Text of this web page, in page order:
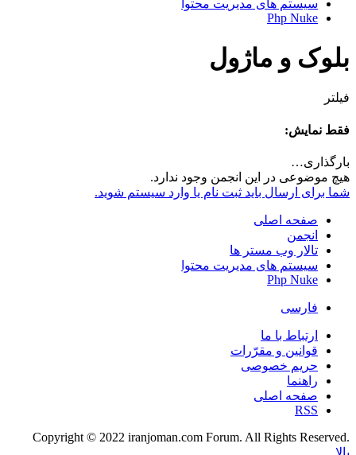
سیستم های مدیریت محتوا
Php Nuke
بلوک و ماژول
فیلتر
فقط نمایش:
بارگذاری…
هیچ موضوعی در این انجمن وجود ندارد.
شما برای ارسال باید ثبت نام یا وارد سیستم شوید.
صفحه اصلی
انجمن
تالار وب مستر ها
سیستم های مدیریت محتوا
Php Nuke
فارسی
ارتباط با ما
قوانین و مقرّرات
حریم خصوصی
راهنما
صفحه اصلی
RSS
.Copyright © 2022 iranjoman.com Forum. All Rights Reserved
بالا